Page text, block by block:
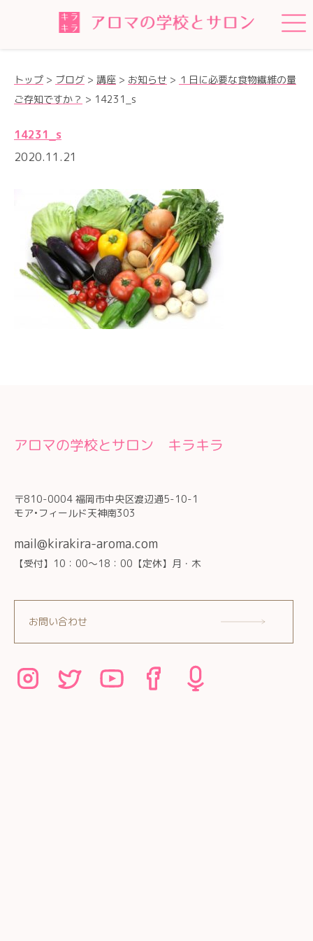
トップ > ブログ > 講座 > お知らせ > １日に必要な食物繊維の量
ご存知ですか？ > 14231_s
14231_s
2020.11.21
アロマの学校とサロン キラキラ
〒810-0004 福岡市中央区渡辺通5-10-1
モア•フィールド天神南303
mail@kirakira-aroma.com
【受付】10：00～18：00【定休】月・木
お問い合わせ